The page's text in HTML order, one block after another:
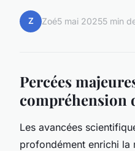
Z Zoé5 mai 20255 min
Percées
compréhension
Les avancées
profondément enrichi la